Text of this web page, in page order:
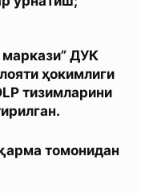
ДУК
ҳокимлиги
тизимларини
томонидан